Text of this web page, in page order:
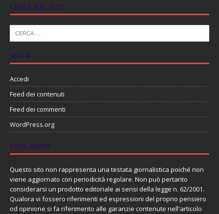
CERCA NEL SITO
META
Accedi
Feed dei contenuti
Feed dei commenti
WordPress.org
DISCLAIMER
Questo sito non rappresenta una testata giornalistica poiché non
viene aggiornato con periodicità regolare. Non può pertanto
considerarsi un prodotto editoriale ai sensi della legge n. 62/2001.
Qualora vi fossero riferimenti ed espressioni del proprio pensiero
od opinione si fa riferimento alle garanzie contenute nell'articolo